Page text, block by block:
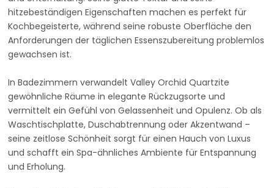
hitzebeständigen Eigenschaften machen es perfekt für
Kochbegeisterte, während seine robuste Oberfläche den
Anforderungen der täglichen Essenszubereitung problemlos
gewachsen ist.
In Badezimmern verwandelt Valley Orchid Quartzite
gewöhnliche Räume in elegante Rückzugsorte und
vermittelt ein Gefühl von Gelassenheit und Opulenz. Ob als
Waschtischplatte, Duschabtrennung oder Akzentwand –
seine zeitlose Schönheit sorgt für einen Hauch von Luxus
und schafft ein Spa-ähnliches Ambiente für Entspannung
und Erholung.